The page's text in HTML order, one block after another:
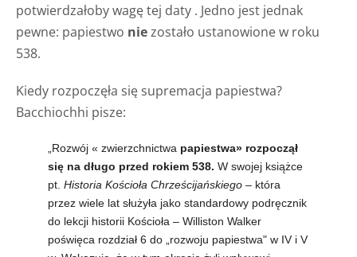
potwierdzałoby wagę tej daty . Jedno jest jednak
pewne: papiestwo niezostało ustanowione w roku
538.
Kiedy rozpoczęła się supremacja papiestwa?
Bacchiochhi pisze:
„Rozwój « zwierzchnictwa papiestwa» rozpoczął
się na długo przed rokiem 538. W swojej książce
pt. Historia Kościoła Chrześcijańskiego – która
przez wiele lat służyła jako standardowy podręcznik
do lekcji historii Kościoła – Williston Walker
poświęca rozdział 6 do „rozwoju papiestwa" w IV i V